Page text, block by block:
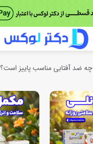
چه ضد آفتابی مناسب پاییز است؟